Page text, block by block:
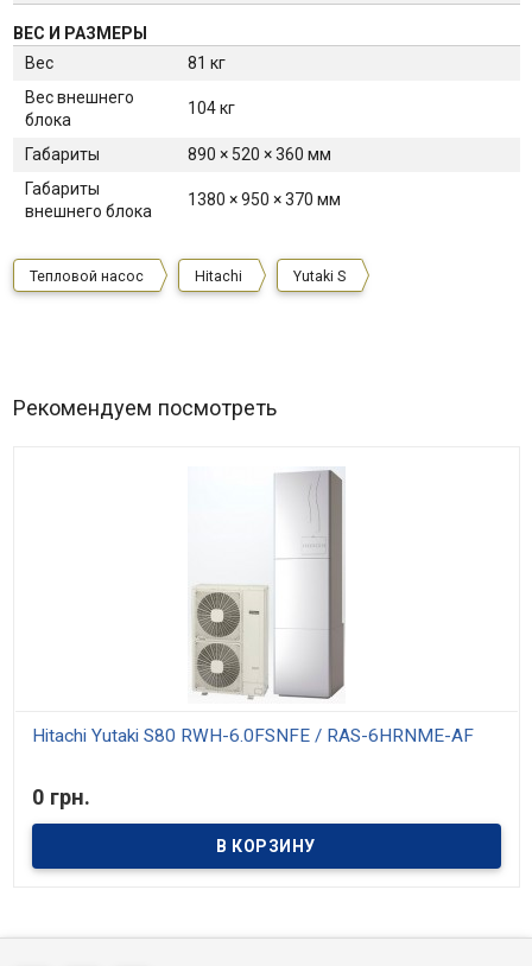
ВЕС И РАЗМЕРЫ
Вес
81 кг
Вес внешнего
блока
104 кг
Габариты
890 × 520 × 360 мм
Габариты
внешнего блока
1380 × 950 × 370 мм
Тепловой насос Hitachi Yutaki S
Рекомендуем посмотреть
Hitachi Yutaki S80 RWH-6.0FSNFE / RAS-6HRNME-AF
Тепловой насос Hitachi серии Yutaki S80 - это отопительный
прибор, как газовый или твердотопливный котел, который
нагревает воду для системы отопления и горячего
водоснабжения. Система устроена по принципу сплит-системы и
состоит из одного наружного и одного внутреннего блоков.
0 грн.